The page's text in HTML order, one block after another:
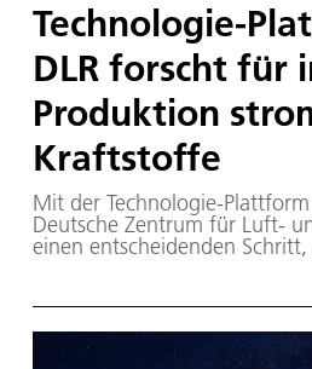
Tech­no­lo­gie-
DLR forscht für
Pro­duk­ti­on
Kraft­stof­fe
Mit der Technologie-Plattform
Deutsche Zentrum für Luft-
einen entscheidenden
genannt – in industriellem
voranzubringen.